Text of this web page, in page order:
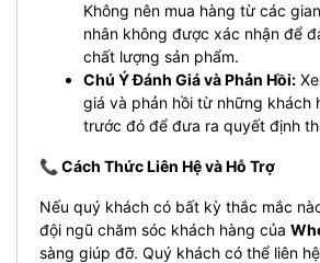
Không nên mua hàng từ các
nhân không được xác nhận để
chất lượng sản phẩm.
Chú Ý Đánh Giá và Phản Hồi:
giá và phản hồi từ những khách
trước đó để đưa ra quyết định
📞 Cách Thức Liên Hệ và Hỗ Trợ
Nếu quý khách có bất kỳ thắc mắc
đội ngũ chăm sóc khách hàng của
sàng giúp đỡ. Quý khách có thể liên